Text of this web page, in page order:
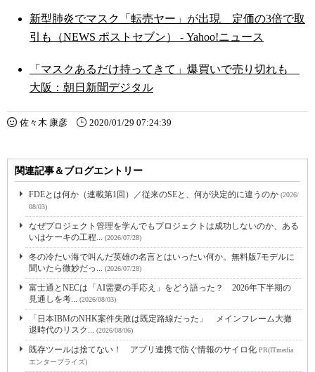
新型肺炎でマスク「転売ヤー」が出現 定価の3倍で取
引も（NEWS ポストセブン） - Yahoo!ニュース
「マスクあるだけ持ってきて」爆買いで売り切れも
大阪：朝日新聞デジタル
佐々木 康彦 2020/01/29 07:24:39
関連記事＆ブログエントリー
FDEとは何か（連載第1回）／従来のSEと、何が決定的に違うのか (2026/
08/03)
なぜプロジェクト管理を学んでもプロジェクトは成功しないのか、ある
いはケーキの工程... (2026/07/28)
冬の冷たい海で叫んだ英雄の名言とはいったい何か。無料版7モデルに
聞いたら微妙だっ... (2026/07/28)
富士通とNECは「AI需要の手応え」をどう語った？ 2026年下半期の
見通しを考... (2026/08/03)
「日本IBMのNHK案件失敗は既定路線だった」 メインフレーム大撤
退時代のリスク... (2026/08/06)
既存ツールは捨てない！ アプリ連携で防ぐ情報のサイロ化 PR(ITmedia
エンタープライズ)